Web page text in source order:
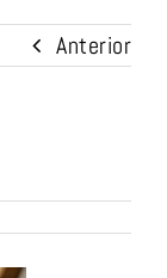
Anterior